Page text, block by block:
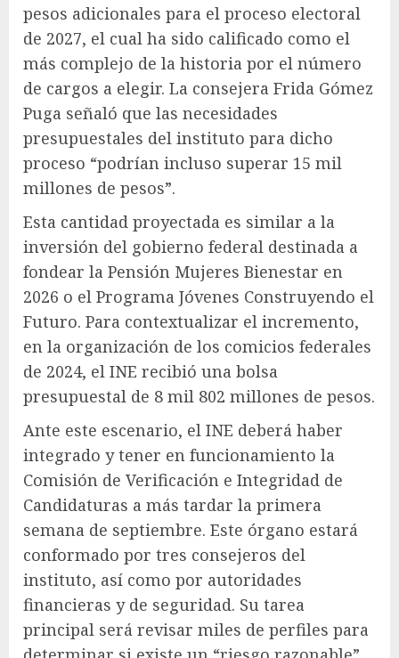
pesos adicionales para el proceso electoral
de 2027, el cual ha sido calificado como el
más complejo de la historia por el número
de cargos a elegir. La consejera Frida Gómez
Puga señaló que las necesidades
presupuestales del instituto para dicho
proceso “podrían incluso superar 15 mil
millones de pesos”.
Esta cantidad proyectada es similar a la
inversión del gobierno federal destinada a
fondear la Pensión Mujeres Bienestar en
2026 o el Programa Jóvenes Construyendo el
Futuro. Para contextualizar el incremento,
en la organización de los comicios federales
de 2024, el INE recibió una bolsa
presupuestal de 8 mil 802 millones de pesos.
Ante este escenario, el INE deberá haber
integrado y tener en funcionamiento la
Comisión de Verificación e Integridad de
Candidaturas a más tardar la primera
semana de septiembre. Este órgano estará
conformado por tres consejeros del
instituto, así como por autoridades
financieras y de seguridad. Su tarea
principal será revisar miles de perfiles para